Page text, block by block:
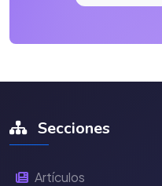
Secciones
Artículos